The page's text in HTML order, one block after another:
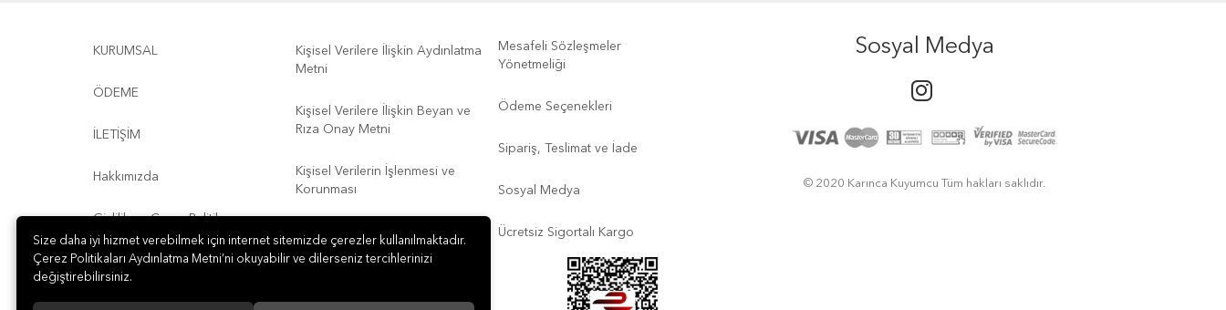
KURUMSAL
ÖDEME
İLETİŞİM
Hakkımızda
Gizlilik ve Çerez Politikası
Kişisel Verilere İlişkin Aydınlatma
Metni
Kişisel Verilere İlişkin Beyan ve
Rıza Onay Metni
Kişisel Verilerin İşlenmesi ve
Korunması
Kullanım Koşulları
Mesafeli Sözleşmeler
Yönetmeliği
Ödeme Seçenekleri
Sipariş, Teslimat ve İade
Sosyal Medya
Ücretsiz Sigortalı Kargo
Sosyal Medya
© 2020 Karınca Kuyumcu Tüm hakları saklıdır.
Size daha iyi hizmet verebilmek için internet sitemizde çerezler kullanılmaktadır.
Çerez Politikaları Aydınlatma Metni’ni okuyabilir ve dilerseniz tercihlerinizi
değiştirebilirsiniz.